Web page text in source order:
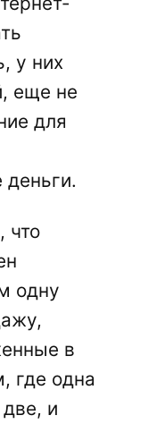
у них
еще не
для
что
одну
в
где одна
и